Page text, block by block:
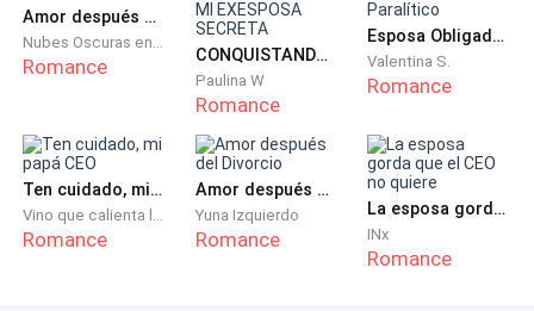
—claro que no —puso sus manos en mis hombros y me
miró fijamente —solo te digo que tienes que saber
controlar tu bipolaridad.
Yo no soy bipolar, pero no voy a discutir por eso —un día
voy a cambiar y voy a Hacer cosas... muchas cosas, voy
a socializar voy a conquistar al amor de mi vida y seré
una nueva morena
—mi tono era sarcástico y con un
Amor después del matrimonio
Romance CONQUISTANDO A MI EXESPOSA SECRETA
Paulina W
Romance
Esposa Obligada Del CEO Paralítico
Valentina S.
Romance
Ten cuidado, mi papá CEO
Romance
Amor después del Divorcio
Yuna Izquierdo
Romance
La esposa gorda que el CEO no quiere
INx
Romance